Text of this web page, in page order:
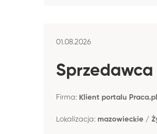
01.08.2026
Firma: Klient portalu Praca.pl
Lokalizacja: mazowieckie /